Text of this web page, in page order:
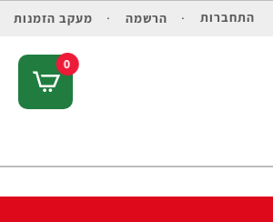
התחברות הרשמה מעקב הזמנות
0